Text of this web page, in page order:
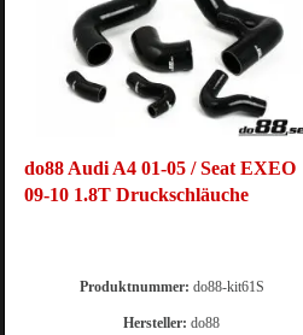
do88 Audi A4 01-05 / Seat EXEO
09-10 1.8T Druckschläuche
Produktnummer: do88-kit61S
Hersteller:do88